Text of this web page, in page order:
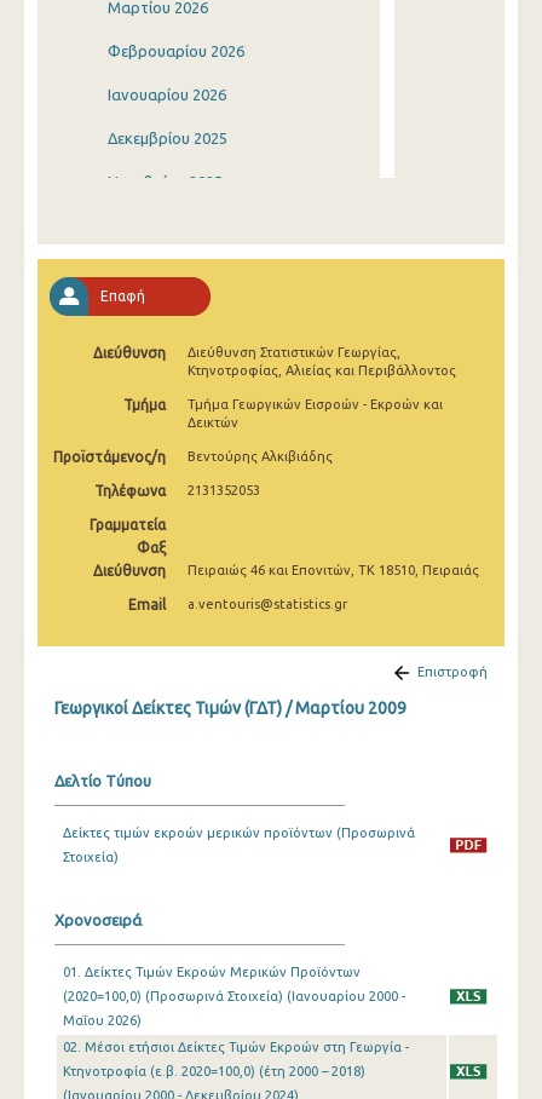
Μαρτίου 2026
Φεβρουαρίου 2026
Ιανουαρίου 2026
Δεκεμβρίου 2025
Νοεμβρίου 2025
Αυγούστου 2025
Ιουλίου 2025
Ιουνίου 2025
Απριλίου 2025
Μαρτίου 2025
Φεβρουαρίου 2025
Νοεμβρίου 2024
Σεπτεμβρίου 2024
Αυγούστου 2024
Ιουνίου 2024
Μαΐου 2024
Μαρτίου 2024
Επαφή
Διεύθυνση
Διεύθυνση Στατιστικών Γεωργίας,
Κτηνοτροφίας, Αλιείας και Περιβάλλοντος
Τμήμα
Τμήμα Γεωργικών Εισροών - Εκροών και
Δεικτών
Προϊστάμενος/η Βεντούρης Αλκιβιάδης
Τηλέφωνα 2131352053
Γραμματεία
Φαξ
Διεύθυνση
Πειραιώς 46 και Επονιτών, ΤΚ 18510, Πειραιάς
Email a.ventouris@statistics.gr
Επιστροφή
Γεωργικοί Δείκτες Τιμών (ΓΔΤ) / Μαρτίου 2009
Δελτίο Τύπου
Δείκτες τιμών εκροών μερικών προϊόντων (Προσωρινά
Στοιχεία)
Χρονοσειρά
01. Δείκτες Τιμών Εκροών Μερικών Προϊόντων
(2020=100,0) (Προσωρινά Στοιχεία) (Ιανουαρίου 2000 -
Μαΐου 2026)
02. Μέσοι ετήσιοι Δείκτες Τιμών Εκροών στη Γεωργία -
Κτηνοτροφία (ε.β. 2020=100,0) (έτη 2000 – 2018)
(Ιανουαρίου 2000 - Δεκεμβρίου 2024)